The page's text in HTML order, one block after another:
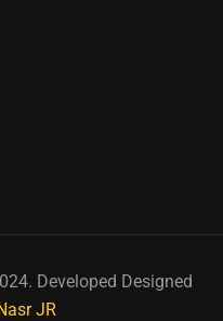
Developed Designed
JR